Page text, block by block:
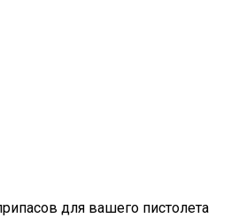
для вашего пистолета